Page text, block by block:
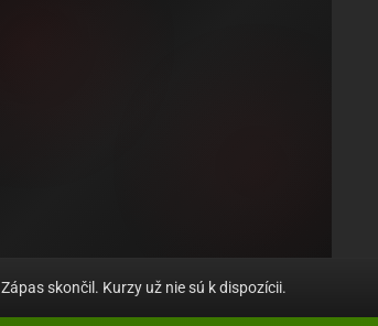
Zápas skončil. Kurzy už nie sú k dispozícii.